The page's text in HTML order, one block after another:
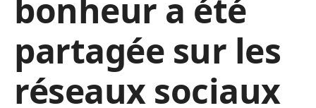
bonheur a été
partagée sur les
réseaux sociaux